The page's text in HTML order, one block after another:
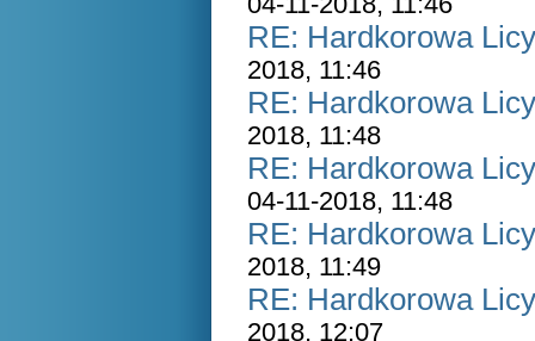
RE: Hardkorowa
2018, 11:46
RE: Hardkorowa
2018, 11:48
RE: Hardkorowa
04-11-2018, 11:48
RE: Hardkorowa
2018, 11:49
RE: Hardkorowa
2018, 12:07